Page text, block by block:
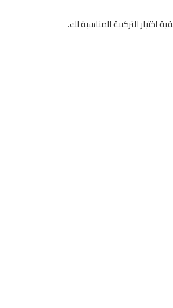
التركيبة المناسبة لك.